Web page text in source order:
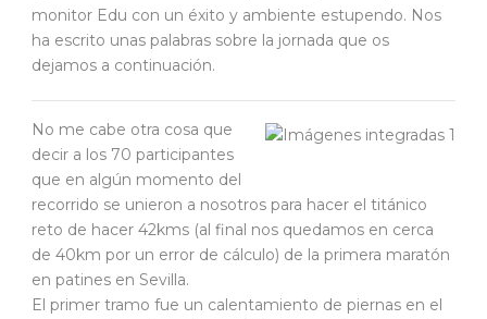
monitor Edu con un éxito y ambiente estupendo. Nos
ha escrito unas palabras sobre la jornada que os
dejamos a continuación.
No me cabe otra cosa que
decir a los 70 participantes
que en algún momento del
recorrido se unieron a nosotros para hacer el titánico
reto de hacer 42kms (al final nos quedamos en cerca
de 40km por un error de cálculo) de la primera maratón
en patines en Sevilla.
El primer tramo fue un calentamiento de piernas en el